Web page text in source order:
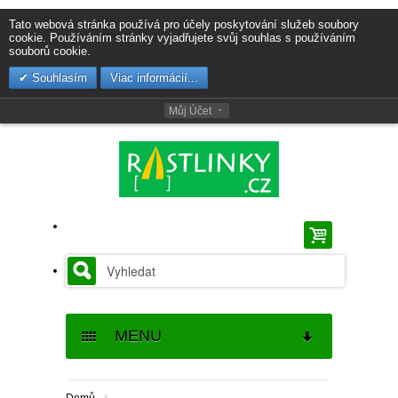
Tato webová stránka používá pro účely poskytování služeb soubory
cookie. Používáním stránky vyjadřujete svůj souhlas s používáním
souborů cookie.
Souhlasím
Viac informácií...
Můj Účet
MENU